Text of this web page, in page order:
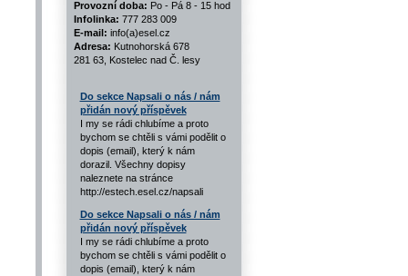
Provozní doba: Po - Pá 8 - 15 hod
Infolinka: 777 283 009
E-mail: info(a)esel.cz
Adresa: Kutnohorská 678
281 63, Kostelec nad Č. lesy
Do sekce Napsali o nás / nám
přidán nový příspěvek
I my se rádi chlubíme a proto
bychom se chtěli s vámi podělit o
dopis (email), který k nám
dorazil. Všechny dopisy
naleznete na stránce
http://estech.esel.cz/napsali
Do sekce Napsali o nás / nám
přidán nový příspěvek
I my se rádi chlubíme a proto
bychom se chtěli s vámi podělit o
dopis (email), který k nám